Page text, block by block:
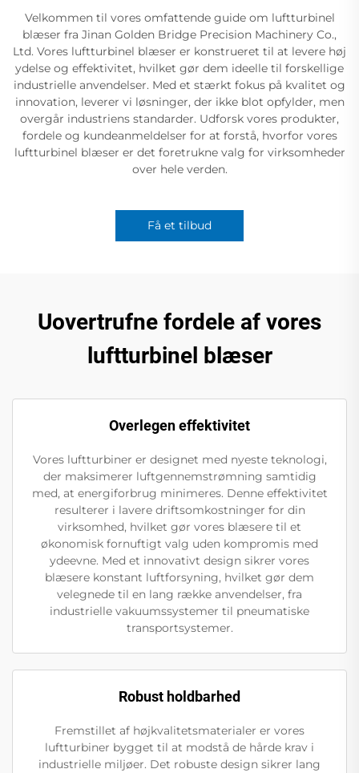
Velkommen til vores omfattende guide om luftturbinel
blæser fra Jinan Golden Bridge Precision Machinery Co.,
Ltd. Vores luftturbinel blæser er konstrueret til at levere høj
ydelse og effektivitet, hvilket gør dem ideelle til forskellige
industrielle anvendelser. Med et stærkt fokus på kvalitet og
innovation, leverer vi løsninger, der ikke blot opfylder, men
overgår industriens standarder. Udforsk vores produkter,
fordele og kundeanmeldelser for at forstå, hvorfor vores
luftturbinel blæser er det foretrukne valg for virksomheder
over hele verden.
Få et tilbud
Uovertrufne fordele af vores
luftturbinel blæser
Overlegen effektivitet
Vores luftturbiner er designet med nyeste teknologi,
der maksimerer luftgennemstrømning samtidig
med, at energiforbrug minimeres. Denne effektivitet
resulterer i lavere driftsomkostninger for din
virksomhed, hvilket gør vores blæsere til et
økonomisk fornuftigt valg uden kompromis med
ydeevne. Med et innovativt design sikrer vores
blæsere konstant luftforsyning, hvilket gør dem
velegnede til en lang række anvendelser, fra
industrielle vakuumssystemer til pneumatiske
transportsystemer.
Robust holdbarhed
Fremstillet af højkvalitetsmaterialer er vores
luftturbiner bygget til at modstå de hårde krav i
industrielle miljøer. Det robuste design sikrer lang